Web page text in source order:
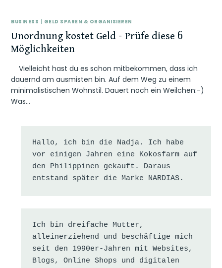
BUSINESS | GELD SPAREN & ORGANISIEREN
Unordnung kostet Geld – Prüfe diese 6
Möglichkeiten
Vielleicht hast du es schon mitbekommen, dass ich
dauernd am ausmisten bin. Auf dem Weg zu einem
minimalistischen Wohnstil. Dauert noch ein Weilchen:-)
Was…
Hallo, ich bin die Nadja. Ich habe
vor einigen Jahren eine Kokosfarm auf
den Philippinen gekauft. Daraus
entstand später die Marke NARDIAS.
Ich bin dreifache Mutter,
alleinerziehend und beschäftige mich
seit den 1990er-Jahren mit Websites,
Blogs, Online Shops und digitalen